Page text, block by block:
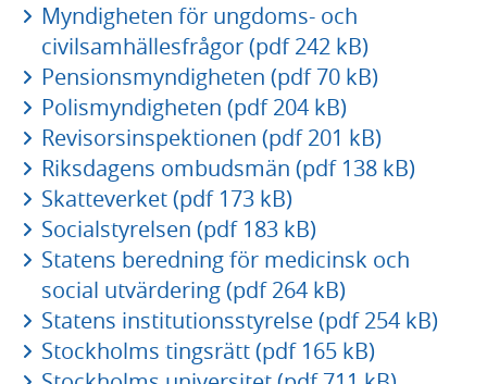
Myndigheten för ungdoms- och
civilsamhällesfrågor (pdf 242 kB)
Pensionsmyndigheten (pdf 70 kB)
Polismyndigheten (pdf 204 kB)
Revisorsinspektionen (pdf 201 kB)
Riksdagens ombudsmän (pdf 138 kB)
Skatteverket (pdf 173 kB)
Socialstyrelsen (pdf 183 kB)
Statens beredning för medicinsk och
social utvärdering (pdf 264 kB)
Statens institutionsstyrelse (pdf 254 kB)
Stockholms tingsrätt (pdf 165 kB)